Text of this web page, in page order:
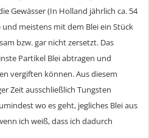
Gewässer (In Holland jährlich ca. 54
meistens mit dem Blei ein Stück
bzw. gar nicht zersetzt. Das
Partikel Blei abtragen und
vergiften können. Aus diesem
Zeit ausschließlich Tungsten
wo es geht, jegliches Blei aus
ich weiß, dass ich dadurch